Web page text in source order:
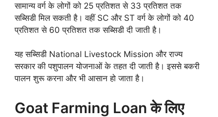
सामान्य वर्ग के लोगों को 25 प्रतिशत से 33 प्रतिशत तक
सब्सिडी मिल सकती है। वहीं SC और ST वर्ग के लोगों को 40
प्रतिशत से 60 प्रतिशत तक सब्सिडी दी जाती है।
यह सब्सिडी National Livestock Mission और राज्य
सरकार की पशुपालन योजनाओं के तहत दी जाती है। इससे बकरी
पालन शुरू करना और भी आसान हो जाता है।
Goat Farming Loan के लिए